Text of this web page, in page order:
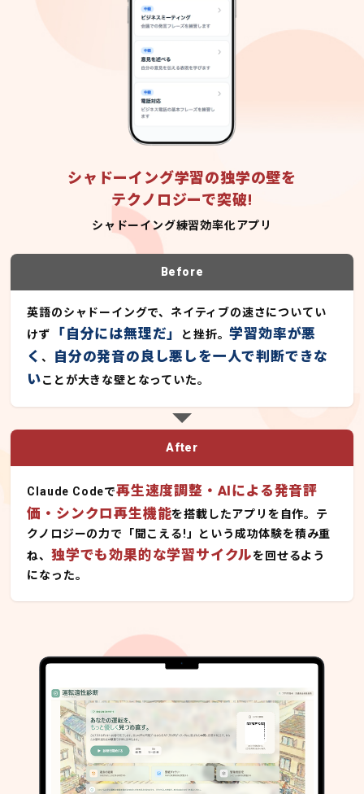
シャドーイング学習の独学の壁を
テクノロジーで突破!
シャドーイング練習効率化アプリ
Before
英語のシャドーイングで、ネイティブの速さについてい
けず
「自分には無理だ」 と挫折。学習効率が悪
く、
自分の発音の良し悪しを一人で判断できな
いことが大きな壁となっていた。
After
Claude Codeで再生速度調整・AIによる発音評
価・シンクロ再生機能を搭載したアプリを自作。テ
クノロジーの力で「聞こえる!」という成功体験を積み重
ね、独学でも効果的な学習サイクルを回せるよう
になった。